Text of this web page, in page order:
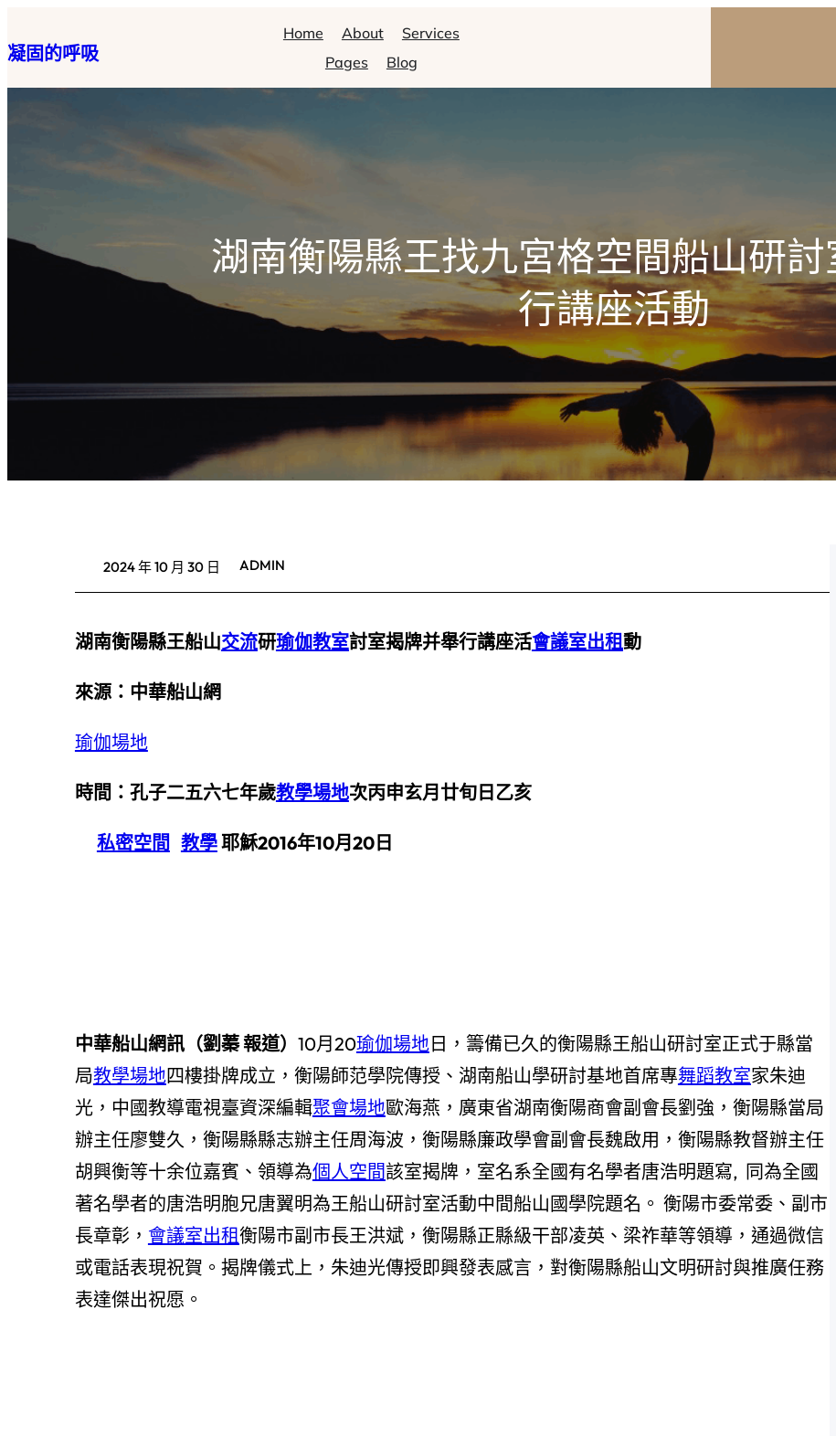
至
主
凝固的呼吸
Home About
Services
Pages
Blog
湖南衡陽縣王找九宮格空間船山研
行講座活動
2024 年 10 月 30 日 ADMIN
湖南衡陽縣王船山交流研瑜伽教室討室揭牌并舉行講座活會議室出租動
來源：中華船山網
瑜伽場地
時間：孔子二五六七年歲教學場地次丙申玄月廿旬日乙亥
私密空間 教學耶穌2016年10月20日
中華船山網訊（劉蓁 報道） 10月20瑜伽場地日，籌備已久的衡陽縣王船山研討室正式于縣當
局教學場地四樓掛牌成立，衡陽師范學院傳授、湖南船山學研討基地首席專舞蹈教室家朱迪
光，中國教導電視臺資深編輯聚會場地歐海燕，廣東省湖南衡陽商會副會長劉強，衡陽縣當局
辦主任廖雙久，衡陽縣縣志辦主任周海波，衡陽縣廉政學會副會長魏啟用，衡陽縣教督辦主任
胡興衡等十余位嘉賓、領導為個人空間該室揭牌，室名系全國有名學者唐浩明題寫, 同為全國
著名學者的唐浩明胞兄唐翼明為王船山研討室活動中間船山國學院題名。 衡陽市委常委、副市
長章彰， 會議室出租衡陽市副市長王洪斌，衡陽縣正縣級干部凌英、梁祚華等領導，通過微信
或電話表現祝賀。揭牌儀式上，朱迪光傳授即興發表感言，對衡陽縣船山文明研討與推廣任務
表達傑出祝愿。